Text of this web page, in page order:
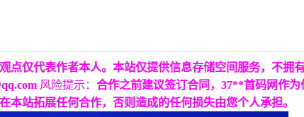
点仅代表作者本人。本站仅提供信息存储空间服务，不
风险提示： 合作之前建议签订合同，37**首码网作
站拓展任何合作，否则造成的任何损失由您个人承担。